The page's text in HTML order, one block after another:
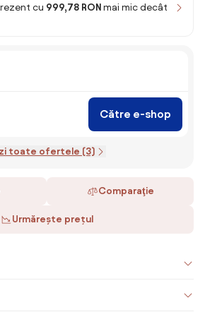
cu 999,78 RON mai mic decât
Către e-shop
toate ofertele (3)
Comparaţie
Urmărește prețul